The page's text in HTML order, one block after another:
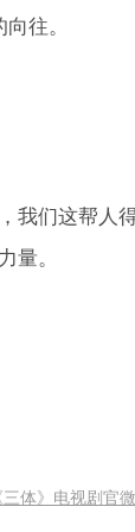
往。
我们这帮人
量。
体》电视剧官